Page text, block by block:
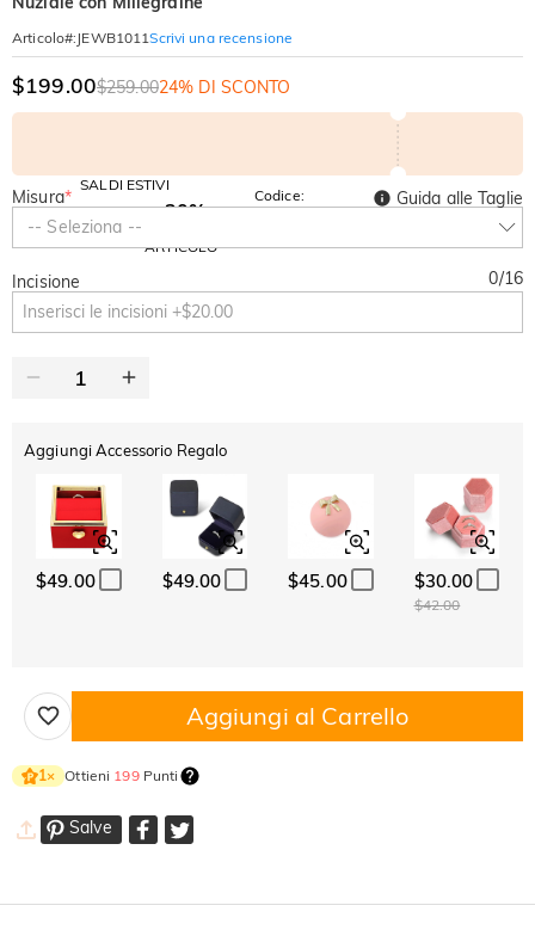
Articolo#: JEWB1011Scrivi una recensione
$199.00$259.0024% DI SCONTO
SALDI ESTIVI
-10%
SU TUTTO
-30%
ARTICOLO
Codice:
SUMMER
Misura*
-- Seleziona --
Guida alle Taglie
Incisione 0/16
Aggiungi Accessorio Regalo
$49.00 $49.00 $45.00 $30.00
$42.00
Aggiungi al Carrello
1× Ottieni 199Punti
Salve